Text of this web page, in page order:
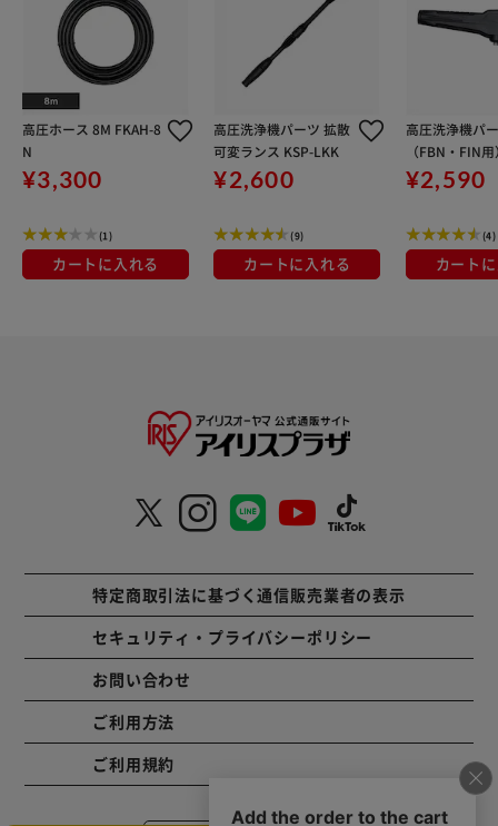
高圧ホース 8M FKAH-8
N
¥3,300
(1)
カートに入れる
高圧洗浄機パーツ 拡散
可変ランス KSP-LKK
¥2,600
(9)
カートに入れる
高圧洗浄機パ
（FBN・FIN
GNF
¥2,590
(4)
カート
特定商取引法に基づく通信販売業者の表示
セキュリティ・プライバシーポリシー
お問い合わせ
ご利用方法
ご利用規約